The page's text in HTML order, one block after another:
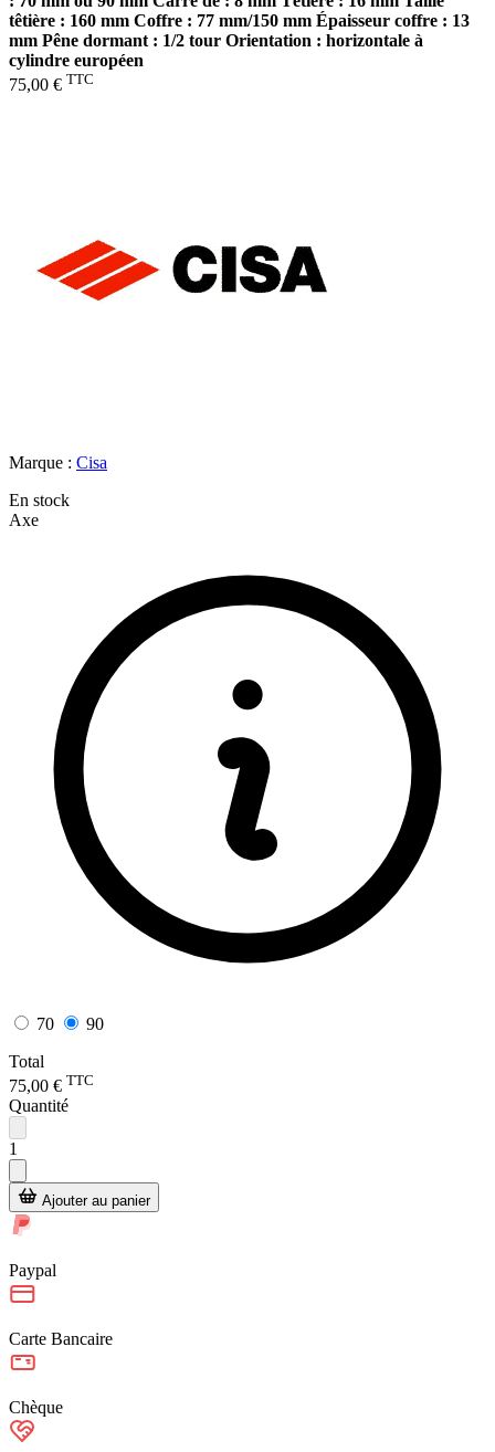
têtière : 160 mm Coffre : 77 mm/150 mm Épaisseur coffre : 13
mm Pêne dormant : 1/2 tour Orientation : horizontale à
cylindre européen
75,00 € TTC
Marque : Cisa
En stock
Axe
70
90
Total
75,00 € TTC
Quantité
1
Ajouter au panier
Paypal
Carte Bancaire
Chèque